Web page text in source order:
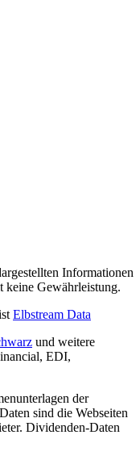
Informationen
keine Gewährleistung.
Elbstream Data
und weitere
EDI,
der
sind die Webseiten
Dividenden-Daten